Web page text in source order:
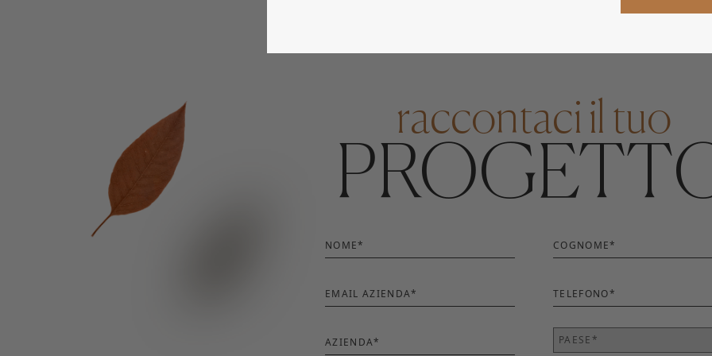
raccontaci il tuo